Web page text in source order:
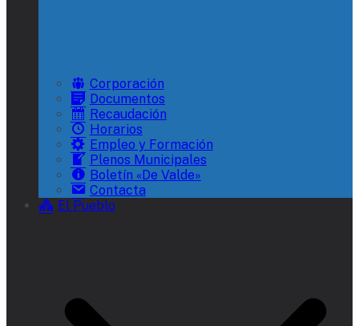
Corporación
Documentos
Recaudación
Horarios
Empleo y Formación
Plenos Municipales
Boletín «De Valde»
Contacta
El Pueblo